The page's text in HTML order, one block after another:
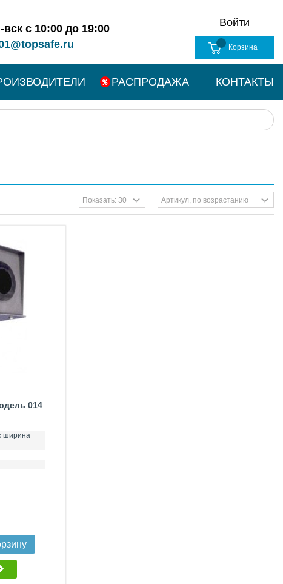
Войти
Корзина
с 10:00 до 19:00
РАСПРОДАЖА КОНТАКТЫ
014
ширина